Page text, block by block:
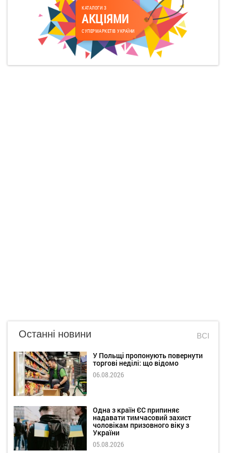
КАТАЛОГИ З
АКЦІЯМИ
СУПЕРМАРКЕТІВ УКРАЇНИ
Останні новини ВСІ
У Польщі пропонують повернути
торгові неділі: що відомо
06.08.2026
Одна з країн ЄС припиняє
надавати тимчасовий захист
чоловікам призовного віку з
України
05.08.2026